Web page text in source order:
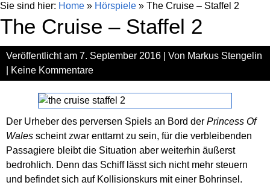
Sie sind hier: Home » Hörspiele » The Cruise – Staffel 2
The Cruise – Staffel 2
Veröffentlicht am 7. September 2016 | Von Markus Stengelin
Keine Kommentare
Der Urheber des perversen Spiels an Bord der Princess Of
Wales scheint zwar enttarnt zu sein, für die verbleibenden
Passagiere bleibt die Situation aber weiterhin äußerst
bedrohlich. Denn das Schiff lässt sich nicht mehr steuern
und befindet sich auf Kollisionskurs mit einer Bohrinsel.